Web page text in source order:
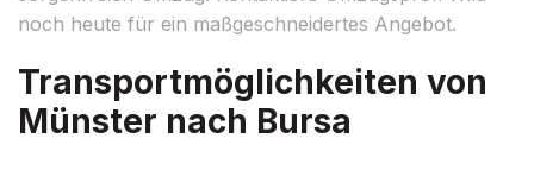
noch heute für ein maßgeschneidertes Angebot.
Transportmöglichkeiten von
Münster nach Bursa